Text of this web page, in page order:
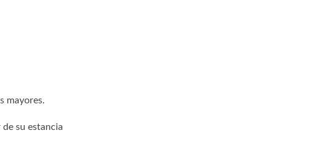
mayores.
su estancia